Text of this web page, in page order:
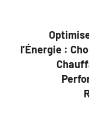
l’Énergie :